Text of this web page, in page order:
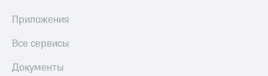
Приложения
Все сервисы
Документы